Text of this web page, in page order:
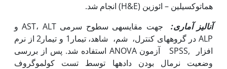
هماتوکسیلین – ائوزین (H&E) انجام شد.
آنالیز آماری:
جهت مقایسه­ی سطوح سرمی AST، ALT و
ALP در گروه­های کنترل، شم، شاهد، تیمار1 و تیمار2 از نرم
افزار ,SPSS آزمون ANOVA استفاده شد. پس از بررسی
وضعیت نرمال بودن داده­ها توسط تست کولموگروف